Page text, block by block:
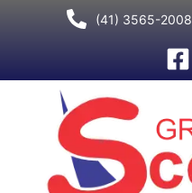
(41) 3565-2008